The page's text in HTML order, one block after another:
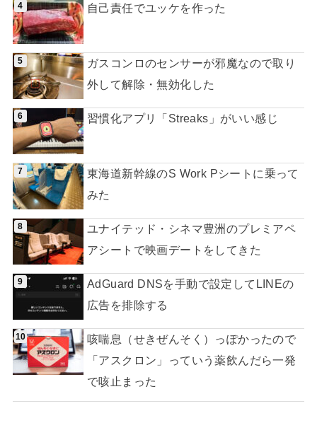
自己責任でユッケを作った
ガスコンロのセンサーが邪魔なので取り
外して解除・無効化した
習慣化アプリ「Streaks」がいい感じ
東海道新幹線のS Work Pシートに乗って
みた
ユナイテッド・シネマ豊洲のプレミアペ
アシートで映画デートをしてきた
AdGuard DNSを手動で設定してLINEの
広告を排除する
咳喘息（せきぜんそく）っぽかったので
「アスクロン」っていう薬飲んだら一発
で咳止まった